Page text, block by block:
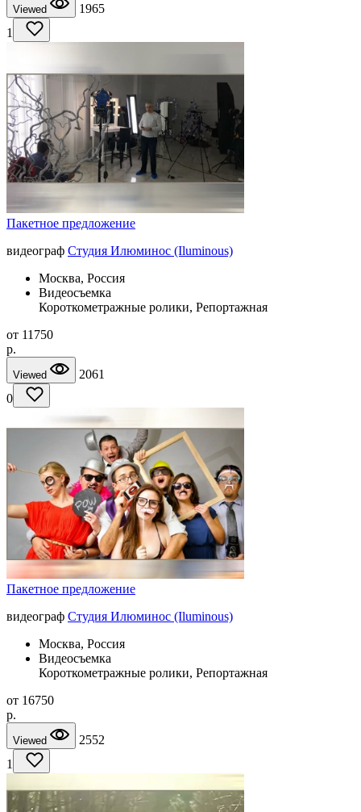
Viewed
1965
1
Пакетное предложение
видеограф Студия Илюминос (Iluminous)
Москва, Россия
Видеосъемка
Короткометражные ролики, Репортажная
от 11750
p.
Viewed
2061
0
Пакетное предложение
видеограф Студия Илюминос (Iluminous)
Москва, Россия
Видеосъемка
Короткометражные ролики, Репортажная
от 16750
p.
Viewed
2552
1